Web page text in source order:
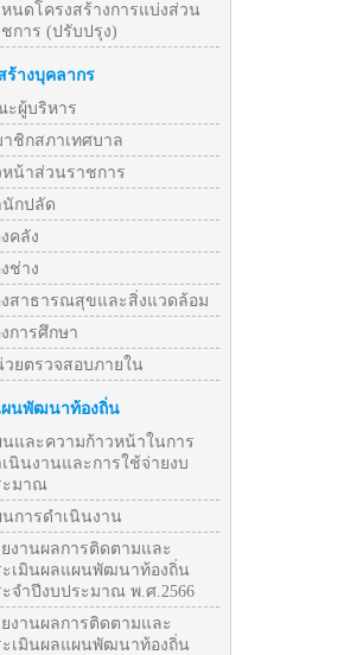
หนดโครงสร้างการแบ่งส่วน
การ (ปรับปรุง)
ร้างบุคลากร
ะผู้บริหาร
าชิกสภาเทศบาล
น้าส่วนราชการ
นักปลัด
คลัง
ช่าง
งสาธารณสุขและสิ่งแวดล้อม
การศึกษา
ยตรวจสอบภายใน
นพัฒนาท้องถิ่น
นและความก้าวหน้าในการ
นินงานและการใช้จ่ายงบ
ะมาณ
นการดำเนินงาน
ยงานผลการติดตามและ
เมินผลแผนพัฒนาท้องถิ่น
จำปีงบประมาณ พ.ศ.2566
ยงานผลการติดตามและ
เมินผลแผนพัฒนาท้องถิ่น